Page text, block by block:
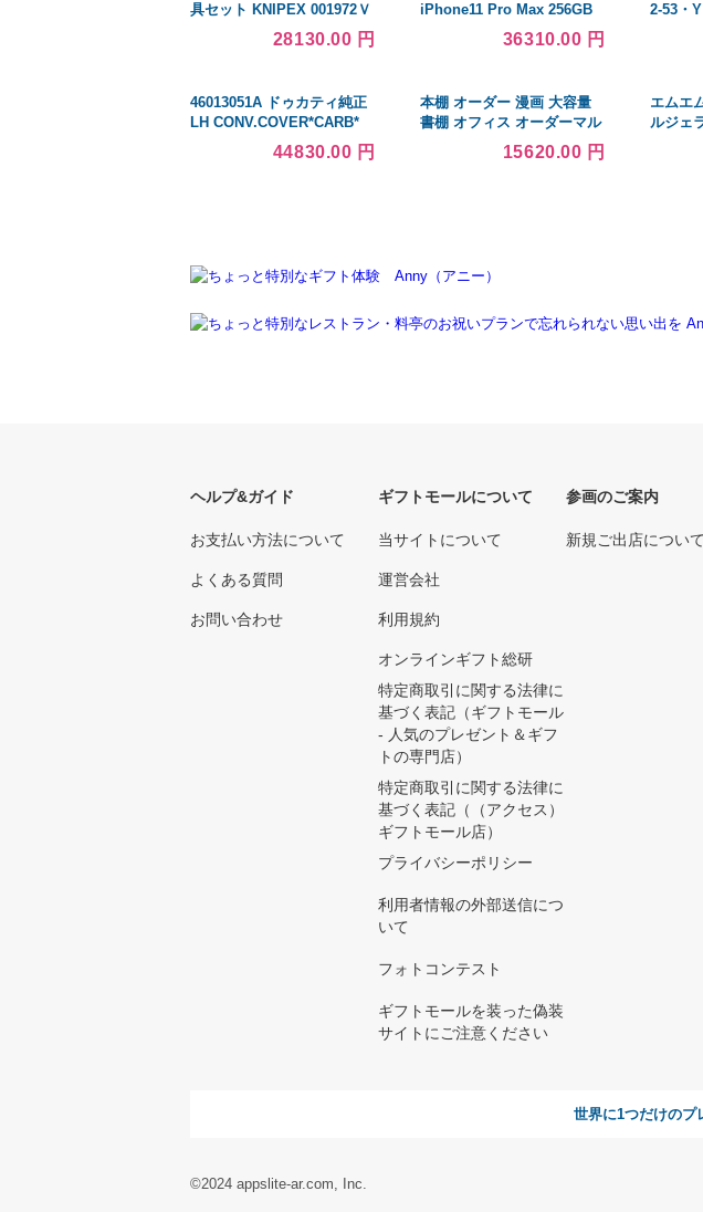
具セット KNIPEX 001972Ｖ
01 .(8605-150S02・7902-
125S1)航空 001972V01
28130.00 円
iPhone11 Pro Max 256GB
ゴールド MWHL2J／A
SoftBank〔247-ud〕
36310.00 円
2-53・
46013051A ドゥカティ純正
LH CONV.COVER*CARB*
1098R/08 JP店
44830.00 円
本棚 オーダー 漫画 大容量
書棚 オフィス オーダーマル
チラック オープンラック 奥
行31cm 高さ149.9cm 幅
15620.00 円
エムエ
ルジェ
パニー
ィー
ヘルプ&ガイド
お支払い方法について
よくある質問
お問い合わせ
ギフトモールについて
当サイトについて
運営会社
利用規約
オンラインギフト総研
特定商取引に関する法律に
基づく表記（ギフトモール
- 人気のプレゼント＆ギフ
トの専門店）
特定商取引に関する法律に
基づく表記（（アクセス）
ギフトモール店）
プライバシーポリシー
利用者情報の外部送信につ
いて
フォトコンテスト
ギフトモールを装った偽装
サイトにご注意ください
参画のご案内
新規ご出店について
世界に1つだけのプ
©2024 appslite-ar.com, Inc.